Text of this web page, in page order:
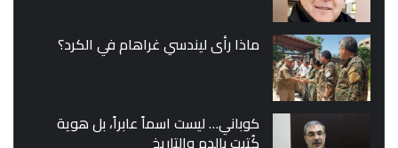
ماذا رأى ليندسي غراهام في الكرد؟
كوباني… ليست اسماً عابراً، بل هوية